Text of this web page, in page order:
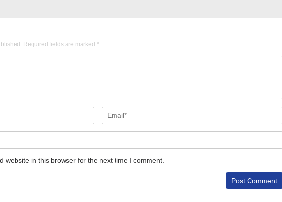
Required fields are marked *
website in this browser for the next time I comment.